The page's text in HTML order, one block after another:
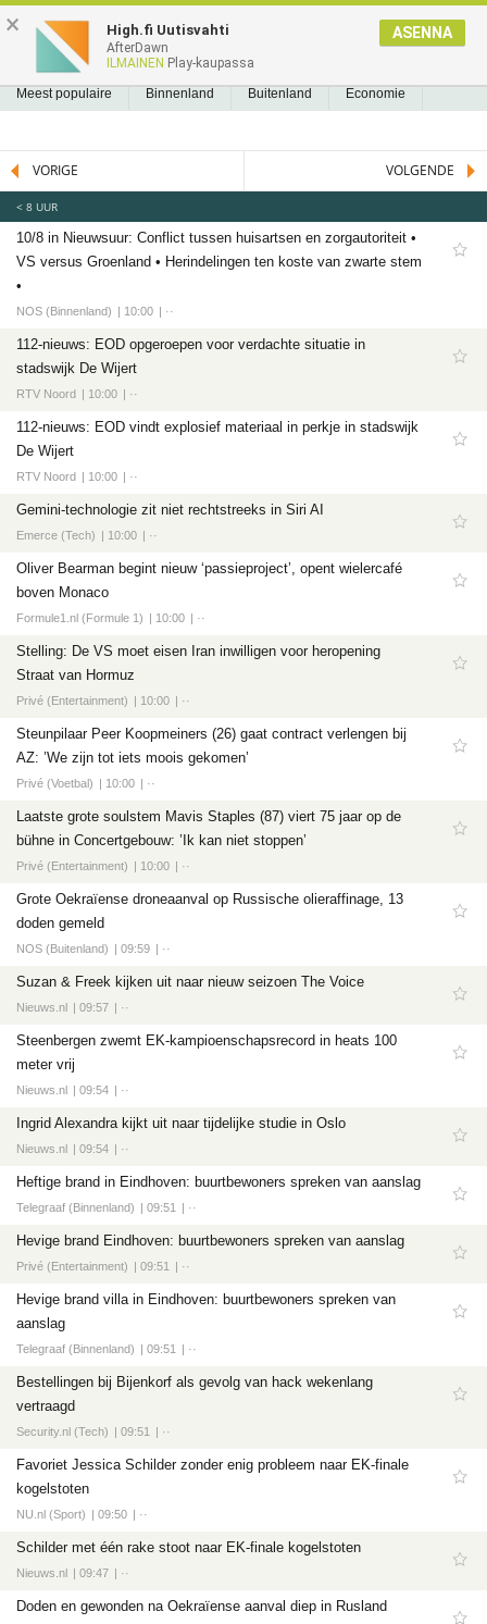
NIEUWS2.NL
Nieuws
Meest populaire
Buitenland
Ajax
Cambuur
Feyenoord
Formule 1
Tech
Entertainment
Games
Software
NIEUWS REEDS GELEZEN BLADWIJZERS
Meest populaire Binnenland Buitenland Economie
VORIGE VOLGENDE
< 8 UUR
10/8 in Nieuwsuur: Conflict tussen huisartsen en zorgautoriteit •
VS versus Groenland • Herindelingen ten koste van zwarte stem
•
NOS (Binnenland) 10:00 ··
112-nieuws: EOD opgeroepen voor verdachte situatie in
stadswijk De Wijert
RTV Noord 10:00 ··
112-nieuws: EOD vindt explosief materiaal in perkje in stadswijk
De Wijert
RTV Noord 10:00 ··
Gemini-technologie zit niet rechtstreeks in Siri AI
Emerce (Tech) 10:00 ··
Oliver Bearman begint nieuw ‘passieproject’, opent wielercafé
boven Monaco
Formule1.nl (Formule 1) 10:00 ··
Stelling: De VS moet eisen Iran inwilligen voor heropening
Straat van Hormuz
Privé (Entertainment) 10:00 ··
Steunpilaar Peer Koopmeiners (26) gaat contract verlengen bij
AZ: ’We zijn tot iets moois gekomen’
Privé (Voetbal) 10:00 ··
Laatste grote soulstem Mavis Staples (87) viert 75 jaar op de
bühne in Concertgebouw: ’Ik kan niet stoppen’
Privé (Entertainment) 10:00 ··
Grote Oekraïense droneaanval op Russische olieraffinage, 13
doden gemeld
NOS (Buitenland) 09:59 ··
Suzan & Freek kijken uit naar nieuw seizoen The Voice
Nieuws.nl 09:57 ··
Steenbergen zwemt EK-kampioenschapsrecord in heats 100
meter vrij
Nieuws.nl 09:54 ··
Ingrid Alexandra kijkt uit naar tijdelijke studie in Oslo
Nieuws.nl 09:54 ··
Heftige brand in Eindhoven: buurtbewoners spreken van aanslag
Telegraaf (Binnenland) 09:51 ··
Hevige brand Eindhoven: buurtbewoners spreken van aanslag
Privé (Entertainment) 09:51 ··
Hevige brand villa in Eindhoven: buurtbewoners spreken van
aanslag
Telegraaf (Binnenland) 09:51 ··
Bestellingen bij Bijenkorf als gevolg van hack wekenlang
vertraagd
Security.nl (Tech) 09:51 ··
Favoriet Jessica Schilder zonder enig probleem naar EK-finale
kogelstoten
NU.nl (Sport) 09:50 ··
Schilder met één rake stoot naar EK-finale kogelstoten
Nieuws.nl 09:47 ··
Doden en gewonden na Oekraïense aanval diep in Rusland
× High.fi Uutisvahti
AfterDawn
ILMAINEN Play-kaupassa
ASENNA